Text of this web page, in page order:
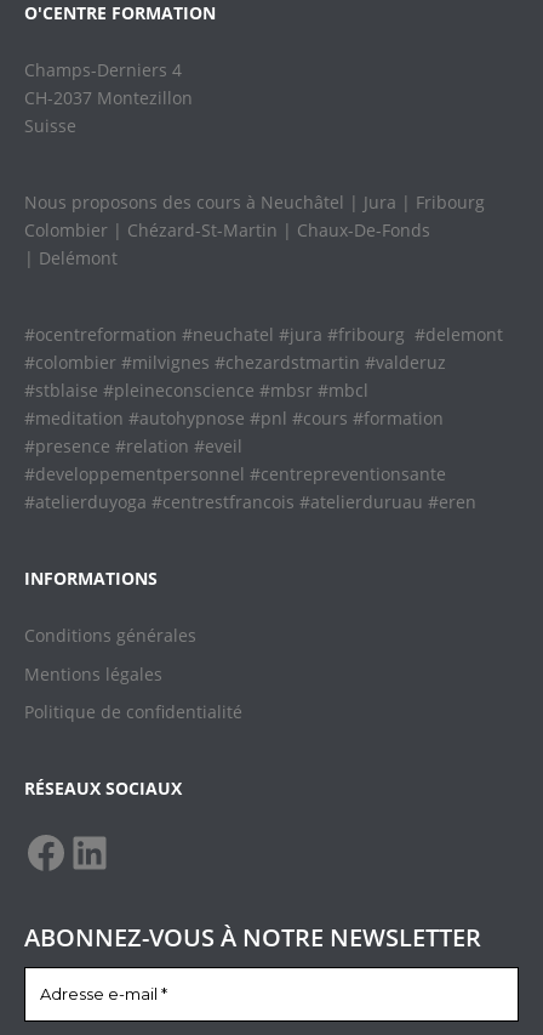
O'CENTRE FORMATION
Champs-Derniers 4
CH-2037 Montezillon
Suisse
Nous proposons des cours à Neuchâtel | Jura | Fribourg
Colombier | Chézard-St-Martin | Chaux-De-Fonds
| Delémont
#ocentreformation #neuchatel #jura #fribourg #delemont
#colombier #milvignes #chezardstmartin #valderuz
#stblaise #pleineconscience #mbsr #mbcl
#meditation #autohypnose #pnl #cours #formation
#presence #relation #eveil
#developpementpersonnel #centrepreventionsante
#atelierduyoga #centrestfrancois #atelierduruau #eren
INFORMATIONS
Conditions générales
Mentions légales
Politique de confidentialité
RÉSEAUX SOCIAUX
ABONNEZ-VOUS À NOTRE NEWSLETTER